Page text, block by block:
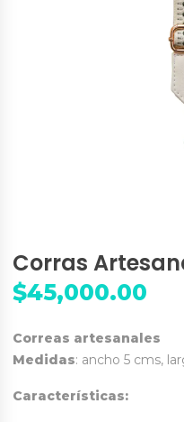
Corras
$45,000.00
Correas artesanales
Medidas: ancho 5 cms,
Características: